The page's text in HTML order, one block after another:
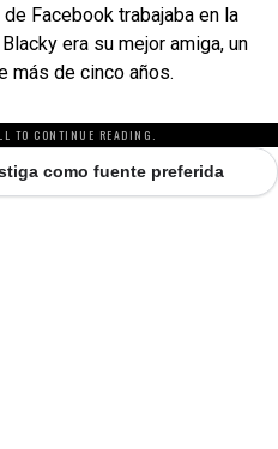
Facebook trabajaba en la
era su mejor amiga, un
más de cinco años.
TO CONTINUE READING.
como fuente preferida